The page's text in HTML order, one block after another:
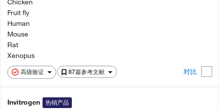
高级验证 87篇参考文献 对比
Chicken
Fruit fly
Human
Mouse
Rat
Xenopus
Invitrogen 热销产品